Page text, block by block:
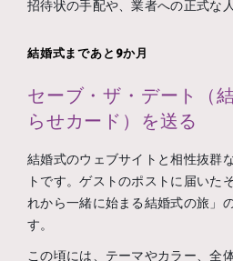
招待状の手配や、業者への正式な
結婚式まであと9か月
セーブ・ザ・デート（
らせカード）を送る
結婚式のウェブサイトと相性抜群
トです。ゲストのポストに届いた
れから一緒に始まる結婚式の旅」
す。
この頃には、テーマやカラー、全